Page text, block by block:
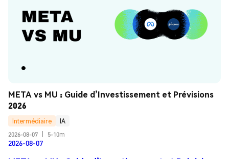
META vs MU : Guide d’Investissement et Prévisions
2026
Intermédiaire
IA
2026-08-07
5-10m
2026-08-07